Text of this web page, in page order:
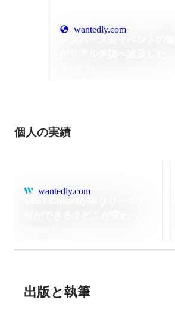
wantedly.com
個人の実績
wantedly.com
出版と執筆